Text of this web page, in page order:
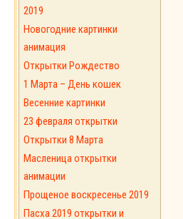
2019
Новогодние картинки
анимация
Открытки Рождество
1 Марта – День кошек
Весенние картинки
23 февраля открытки
Открытки 8 Марта
Масленица открытки
анимации
Прощеное воскресенье 2019
Пасха 2019 открытки и